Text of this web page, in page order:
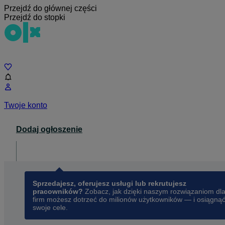
Przejdź do głównej części
Przejdź do stopki
Twoje konto
Dodaj ogłoszenie
Sprzedajesz, oferujesz usługi lub rekrutujesz
pracowników? Zobacz, jak dzięki naszym rozwiązaniom dla
firm możesz dotrzeć do milionów użytkowników — i osiągnąć
swoje cele.